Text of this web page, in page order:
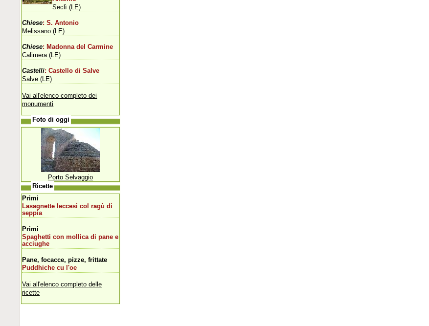
Seclì (LE)
Chiese: S. Antonio
Melissano (LE)
Chiese: Madonna del Carmine
Calimera (LE)
Castelli: Castello di Salve
Salve (LE)
Vai all'elenco completo dei
monumenti
Foto di oggi
Porto Selvaggio
Ricette
Primi
Lasagnette leccesi col ragù di
seppia
Primi
Spaghetti con mollica di pane e
acciughe
Pane, focacce, pizze, frittate
Puddhiche cu l'oe
Vai all'elenco completo delle
ricette